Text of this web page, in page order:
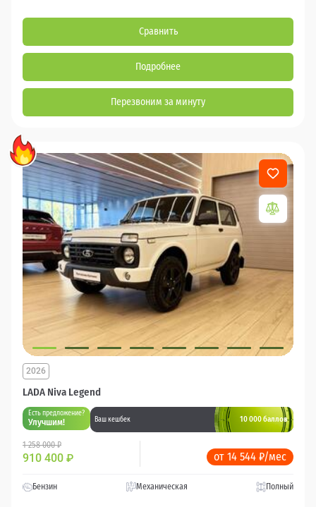
Сравнить
Подробнее
Перезвоним за минуту
LADA Niva Legend
2026
Есть предложение?
Улучшим! Ваш кешбек 10 000 баллов
1 258 000 ₽
910 400 ₽ от 14 544 ₽/мес
Бензин Механическая Полный